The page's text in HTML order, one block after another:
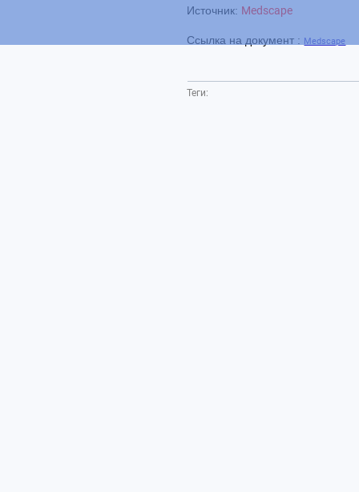
Источник: Medscape
Ссылка на документ : Medscape
Теги: